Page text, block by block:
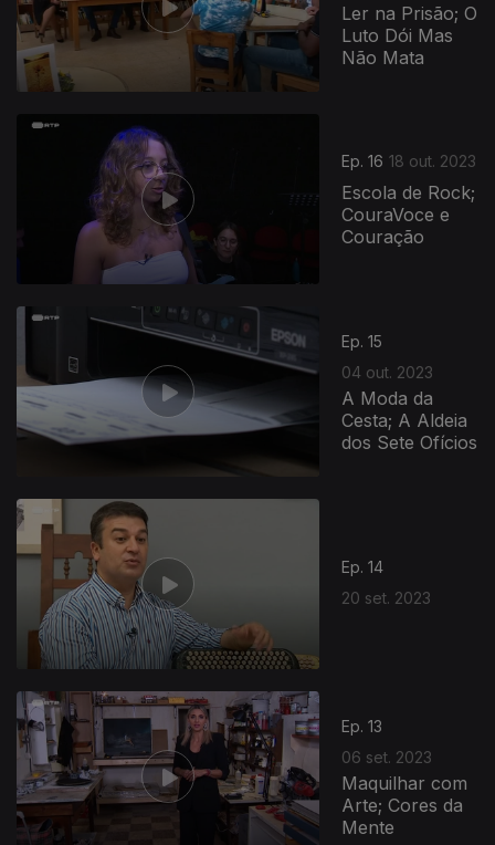
Ler na Prisão; O
Luto Dói Mas
Não Mata
Ep. 16 18 out. 2023
Escola de Rock;
CouraVoce e
Couração
Ep. 15
04 out. 2023
A Moda da
Cesta; A Aldeia
dos Sete Ofícios
Ep. 14
20 set. 2023
Ep. 13
06 set. 2023
Maquilhar com
Arte; Cores da
Mente